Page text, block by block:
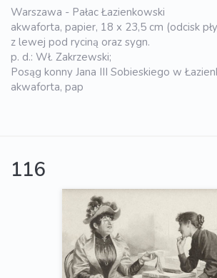
Warszawa - Pałac Łazienkowski
akwaforta, papier, 18 x 23,5 cm (odcisk
z lewej pod ryciną oraz sygn.
p. d.: Wł. Zakrzewski;
Posąg konny Jana III Sobieskiego w
akwaforta, pap
116